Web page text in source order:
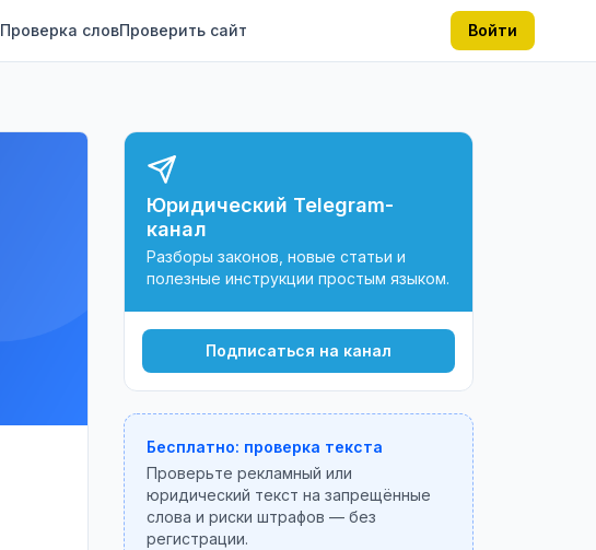
Проверка словПроверить сайт Войти
Юридический Telegram-
канал
Разборы законов, новые статьи и
полезные инструкции простым языком.
Подписаться на канал
Бесплатно: проверка текста
Проверьте рекламный или
юридический текст на запрещённые
слова и риски штрафов — без
регистрации.